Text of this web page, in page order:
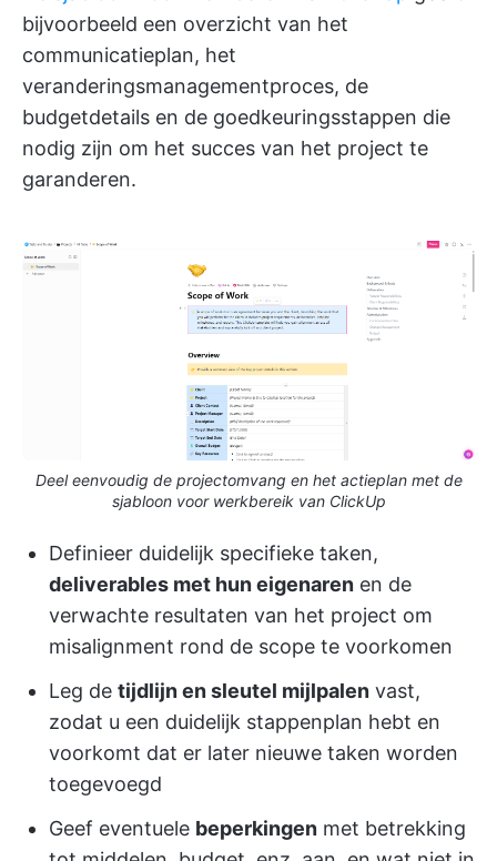
bijvoorbeeld een overzicht van het
communicatieplan, het
veranderingsmanagementproces, de
budgetdetails en de goedkeuringsstappen die
nodig zijn om het succes van het project te
garanderen.
Deel eenvoudig de projectomvang en het actieplan met de
sjabloon voor werkbereik van ClickUp
Definieer duidelijk specifieke taken,
deliverables met hun eigenaren en de
verwachte resultaten van het project om
misalignment rond de scope te voorkomen
Leg de tijdlijn en sleutel mijlpalen vast,
zodat u een duidelijk stappenplan hebt en
voorkomt dat er later nieuwe taken worden
toegevoegd
Geef eventuele beperkingen met betrekking